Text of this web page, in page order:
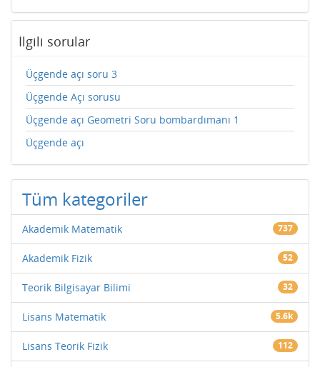
İlgili sorular
Üçgende açı soru 3
Üçgende Açı sorusu
Üçgende açı Geometri Soru bombardımanı 1
Üçgende açı
Tüm kategoriler
Akademik Matematik 737
Akademik Fizik 52
Teorik Bilgisayar Bilimi 32
Lisans Matematik 5.6k
Lisans Teorik Fizik 112